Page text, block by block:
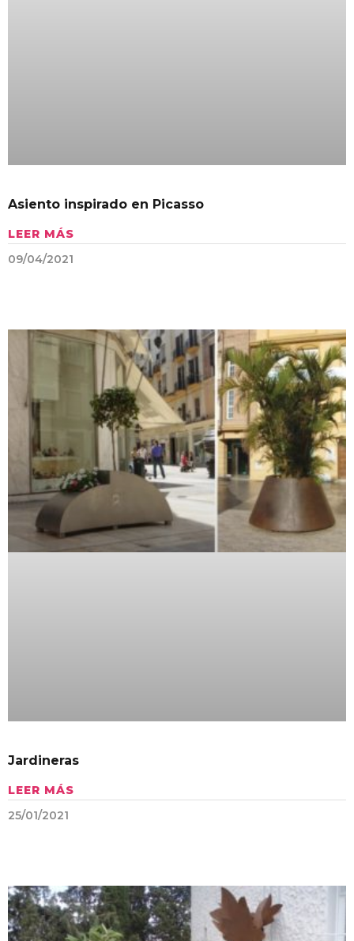
Asiento inspirado en Picasso
LEER MÁS
09/04/2021
Jardineras
LEER MÁS
25/01/2021